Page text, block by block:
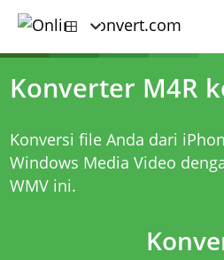
Konverter M4R
Konversi file Anda dari
Windows Media Video
WMVini.